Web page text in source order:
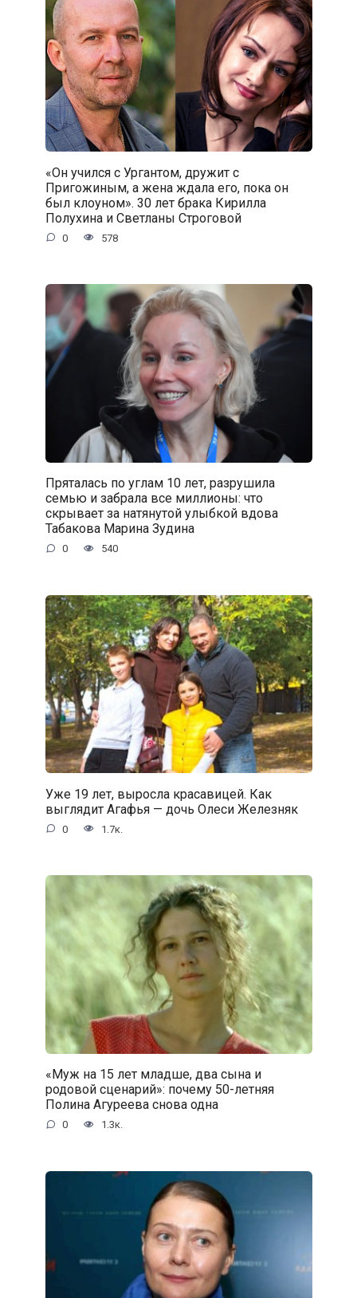
«Он учился с Ургантом, дружит с
Пригожиным, а жена ждала его, пока он
был клоуном». 30 лет брака Кирилла
Полухина и Светланы Строговой
0 578
Пряталась по углам 10 лет, разрушила
семью и забрала все миллионы: что
скрывает за натянутой улыбкой вдова
Табакова Марина Зудина
0 540
Уже 19 лет, выросла красавицей. Как
выглядит Агафья — дочь Олеси Железняк
0 1.7к.
«Муж на 15 лет младше, два сына и
родовой сценарий»: почему 50-летняя
Полина Агуреева снова одна
0 1.3к.